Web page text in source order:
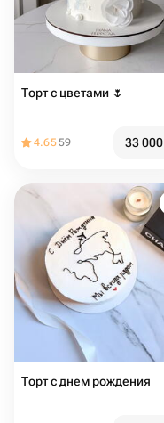
Торт с цветами 🌷
4.6559 33 000
Торт с днем рождения